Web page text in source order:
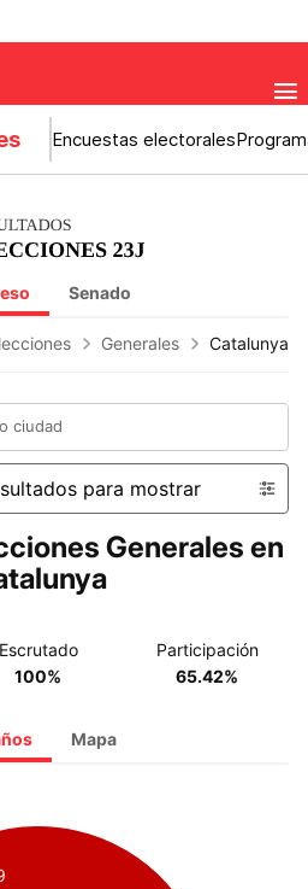
Encuestas electorales
Senado
Generales Catalunya
ciudad
para mostrar
Generales en
Escrutado
100%
Participación
65.42%
Mapa